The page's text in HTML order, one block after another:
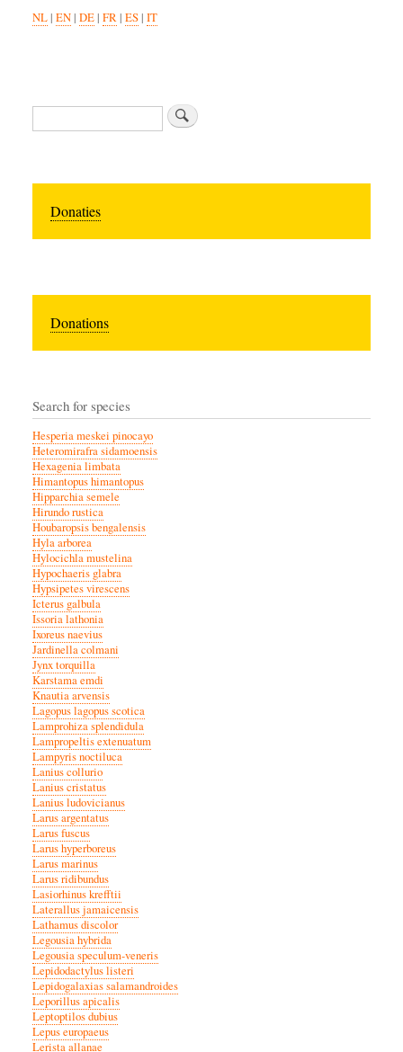
NL| EN| DE| FR| ES| IT
Zoeken
Donaties
Donations
Search for species
Hesperia meskei pinocayo
Heteromirafra sidamoensis
Hexagenia limbata
Himantopus himantopus
Hipparchia semele
Hirundo rustica
Houbaropsis bengalensis
Hyla arborea
Hylocichla mustelina
Hypochaeris glabra
Hypsipetes virescens
Icterus galbula
Issoria lathonia
Ixoreus naevius
Jardinella colmani
Jynx torquilla
Karstama emdi
Knautia arvensis
Lagopus lagopus scotica
Lamprohiza splendidula
Lampropeltis extenuatum
Lampyris noctiluca
Lanius collurio
Lanius cristatus
Lanius ludovicianus
Larus argentatus
Larus fuscus
Larus hyperboreus
Larus marinus
Larus ridibundus
Lasiorhinus krefftii
Laterallus jamaicensis
Lathamus discolor
Legousia hybrida
Legousia speculum-veneris
Lepidodactylus listeri
Lepidogalaxias salamandroides
Leporillus apicalis
Leptoptilos dubius
Lepus europaeus
Lerista allanae